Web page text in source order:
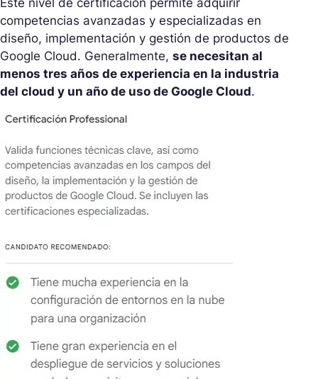
competencias avanzadas y especializadas en
diseño, implementación y gestión de productos de
Google Cloud. Generalmente, se necesitan al
menos tres años de experiencia en la industria
del cloud y un año de uso de Google Cloud.